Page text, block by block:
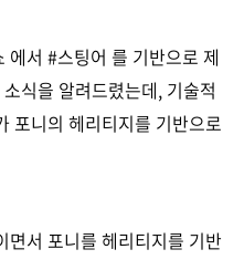
서 #스팅어 를 기반으로 제
식을 알려드렸는데, 기술적
포니의 헤리티지를 기반으로
면서 포니를 헤리티지를 기반